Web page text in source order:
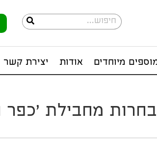
מיוחדים אודות יצירת קשר
מחבילת